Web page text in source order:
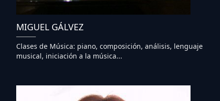
MIGUEL GÁLVEZ
Clases de Música: piano, composición, análisis, lenguaje
musical, iniciación a la música...